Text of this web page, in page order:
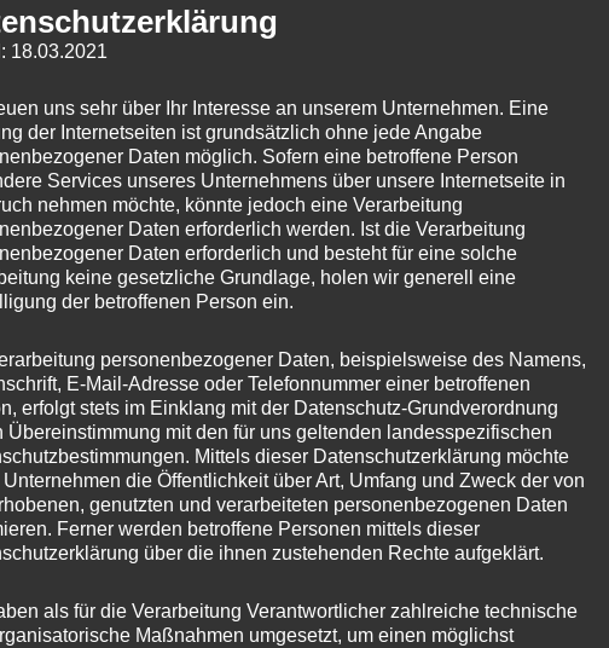
18.03.2021
uns sehr über Ihr Interesse an unserem Unternehmen. Eine
der Internetseiten ist grundsätzlich ohne jede Angabe
Daten möglich. Sofern eine betroffene Person
Services unseres Unternehmens über unsere Internetseite in
nehmen möchte, könnte jedoch eine Verarbeitung
Daten erforderlich werden. Ist die Verarbeitung
Daten erforderlich und besteht für eine solche
keine gesetzliche Grundlage, holen wir generell eine
der betroffenen Person ein.
personenbezogener Daten, beispielsweise des Namens,
E-Mail-Adresse oder Telefonnummer einer betroffenen
erfolgt stets im Einklang mit der Datenschutz-Grundverordnung
Übereinstimmung mit den für uns geltenden landesspezifischen
Mittels dieser Datenschutzerklärung möchte
Unternehmen die Öffentlichkeit über Art, Umfang und Zweck der von
genutzten und verarbeiteten personenbezogenen Daten
Ferner werden betroffene Personen mittels dieser
über die ihnen zustehenden Rechte aufgeklärt.
als für die Verarbeitung Verantwortlicher zahlreiche technische
Maßnahmen umgesetzt, um einen möglichst